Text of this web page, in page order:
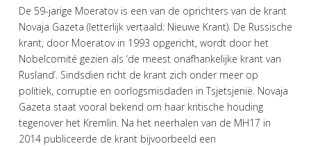
De 59-jarige Moeratov is een van de oprichters van de krant
Novaja Gazeta (letterlijk vertaald: Nieuwe Krant). De Russische
krant, door Moeratov in 1993 opgericht, wordt door het
Nobelcomité gezien als ‘de meest onafhankelijke krant van
Rusland’. Sindsdien richt de krant zich onder meer op
politiek, corruptie en oorlogsmisdaden in Tsjetsjenië. Novaja
Gazeta staat vooral bekend om haar kritische houding
tegenover het Kremlin. Na het neerhalen van de MH17 in
2014 publiceerde de krant bijvoorbeeld een